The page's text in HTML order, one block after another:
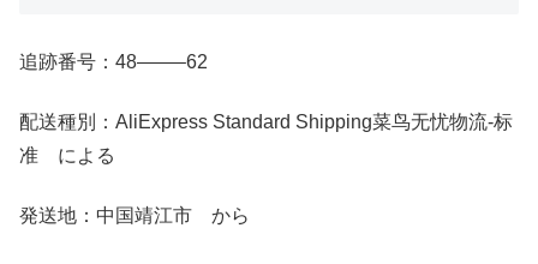
追跡番号：48——–62
配送種別：AliExpress Standard Shipping菜鸟无忧物流-标
准 による
発送地：中国靖江市 から